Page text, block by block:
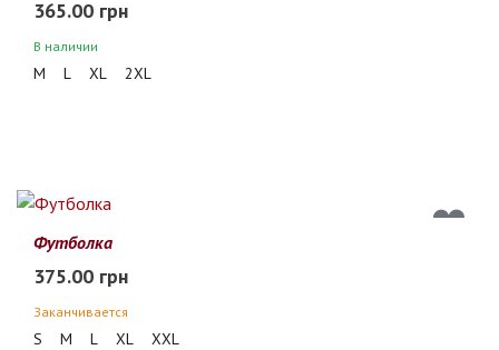
365.00 грн
В наличии
M L XL 2XL
Футболка
375.00 грн
Заканчивается
S M L XL XXL